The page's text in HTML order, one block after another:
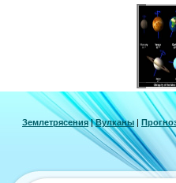
Землетрясения|Вулканы |